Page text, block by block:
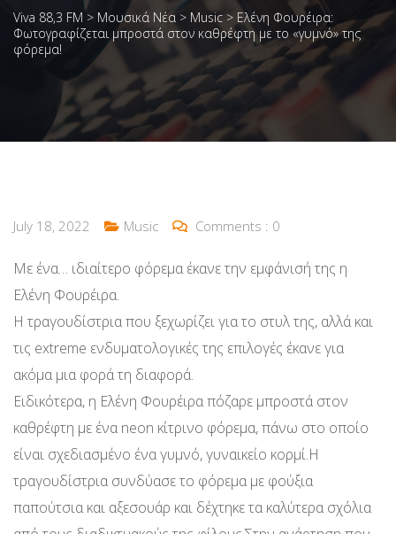
Viva 88,3 FM > Μουσικά Νέα > Music > Ελένη Φουρέιρα:
Φωτογραφίζεται μπροστά στον καθρέφτη με το «γυμνό» της
φόρεμα!
July 18, 2022 Music Comments : 0
Με ένα… ιδιαίτερο φόρεμα έκανε την εμφάνισή της η
Ελένη Φουρέιρα.
Η τραγουδίστρια που ξεχωρίζει για το στυλ της, αλλά και
τις extreme ενδυματολογικές της επιλογές έκανε για
ακόμα μια φορά τη διαφορά.
Ειδικότερα, η Ελένη Φουρέιρα πόζαρε μπροστά στον
καθρέφτη με ένα neon κίτρινο φόρεμα, πάνω στο οποίο
είναι σχεδιασμένο ένα γυμνό, γυναικείο κορμί.Η
τραγουδίστρια συνδύασε το φόρεμα με φούξια
παπούτσια και αξεσουάρ και δέχτηκε τα καλύτερα σχόλια